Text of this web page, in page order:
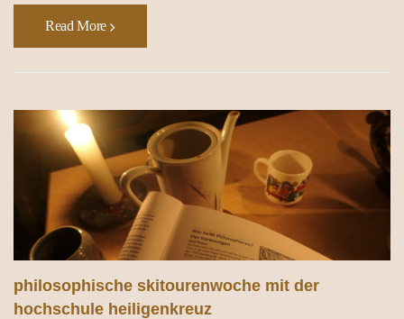
Read More
philosophische skitourenwoche mit der
hochschule heiligenkreuz